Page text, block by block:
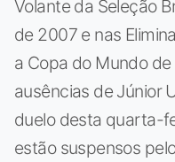
Volante da Seleção
de 2007 e nas
a Copa do Mundo
ausências de Júnior
duelo desta quarta-
estão suspensos